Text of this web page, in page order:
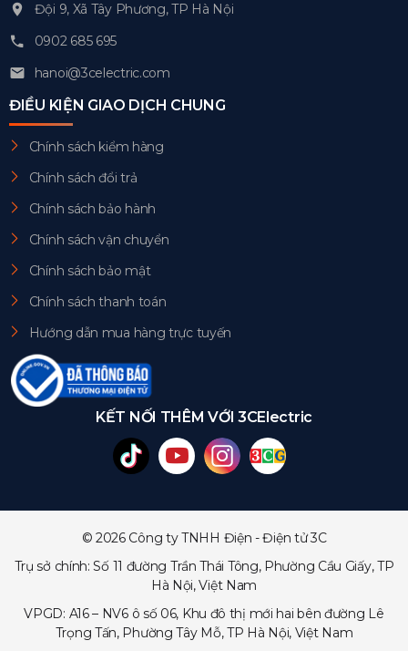
Đội 9, Xã Tây Phương, TP Hà Nội
0902 685 695
hanoi@3celectric.com
ĐIỀU KIỆN GIAO DỊCH CHUNG
Chính sách kiểm hàng
Chính sách đổi trả
Chính sách bảo hành
Chính sách vận chuyển
Chính sách bảo mật
Chính sách thanh toán
Hướng dẫn mua hàng trực tuyến
KẾT NỐI THÊM VỚI 3CElectric
© 2026 Công ty TNHH Điện - Điện tử 3C
Trụ sở chính: Số 11 đường Trần Thái Tông, Phường Cầu Giấy, TP
Hà Nội, Việt Nam
VPGD: A16 – NV6 ô số 06, Khu đô thị mới hai bên đường Lê
Trọng Tấn, Phường Tây Mỗ, TP Hà Nội, Việt Nam